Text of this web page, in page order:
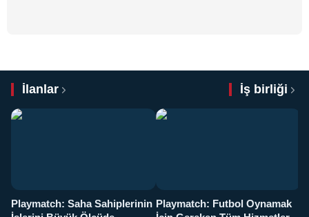
İlanlar İş birliği
Playmatch: Saha Sahiplerinin Playmatch: Futbol Oynamak